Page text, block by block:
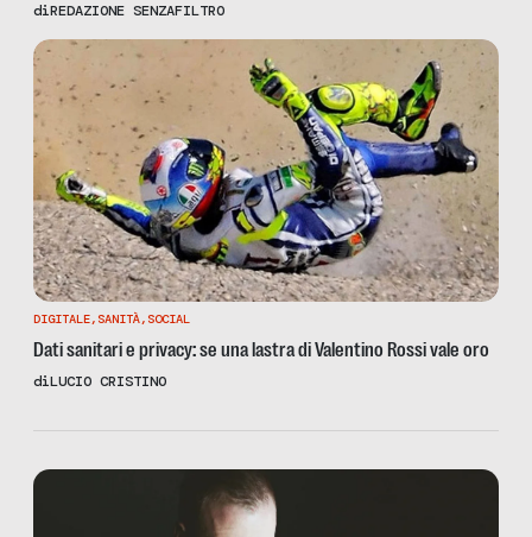
diREDAZIONE SENZAFILTRO
DIGITALE, SANITÀ, SOCIAL
Dati sanitari e privacy: se una lastra di Valentino Rossi vale oro
diLUCIO CRISTINO